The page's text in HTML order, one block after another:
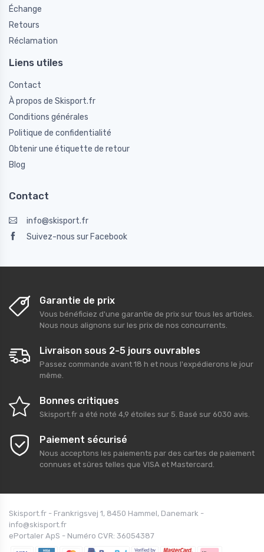
Échange
Retours
Réclamation
Liens utiles
Contact
À propos de Skisport.fr
Conditions générales
Politique de confidentialité
Obtenir une étiquette de retour
Blog
Contact
info@skisport.fr
Suivez-nous sur Facebook
Garantie de prix
Vous bénéficiez d'une garantie de prix sur tous les articles.
Nous nous alignons sur les prix de nos concurrents.
Livraison sous 2-5 jours ouvrables
Passez commande avant 18 h et nous l'expédierons le jour
même.
Bonnes critiques
Skisport.fr a été noté 4,9 étoiles sur 5. Basé sur 6030 avis.
Paiement sécurisé
Nous acceptons les paiements par des cartes de paiement
connues et sûres telles que VISA et Mastercard.
Skisport.fr - Frankrigsvej 1, 8450 Hammel, Danemark -
info@skisport.fr
ePortaler ApS - Numéro CVR: 36054387